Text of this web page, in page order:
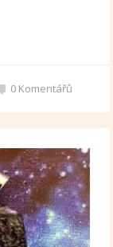
0 Komentářů